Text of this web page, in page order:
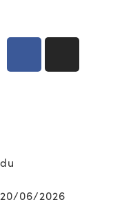
du
20/06/2026